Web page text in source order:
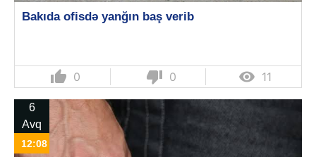
Bakıda ofisdə yanğın baş verib
thumb_up 0 thumb_down 0  11
6
Avq
12:08